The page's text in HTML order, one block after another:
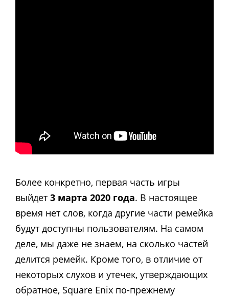
Более конкретно, первая часть игры
выйдет 3 марта 2020 года. В настоящее
время нет слов, когда другие части ремейка
будут доступны пользователям. На самом
деле, мы даже не знаем, на сколько частей
делится ремейк. Кроме того, в отличие от
некоторых слухов и утечек, утверждающих
обратное, Square Enix по-прежнему